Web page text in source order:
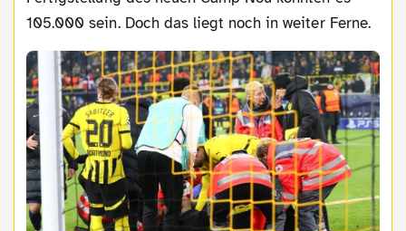
105.000 sein. Doch das liegt noch in weiter Ferne.